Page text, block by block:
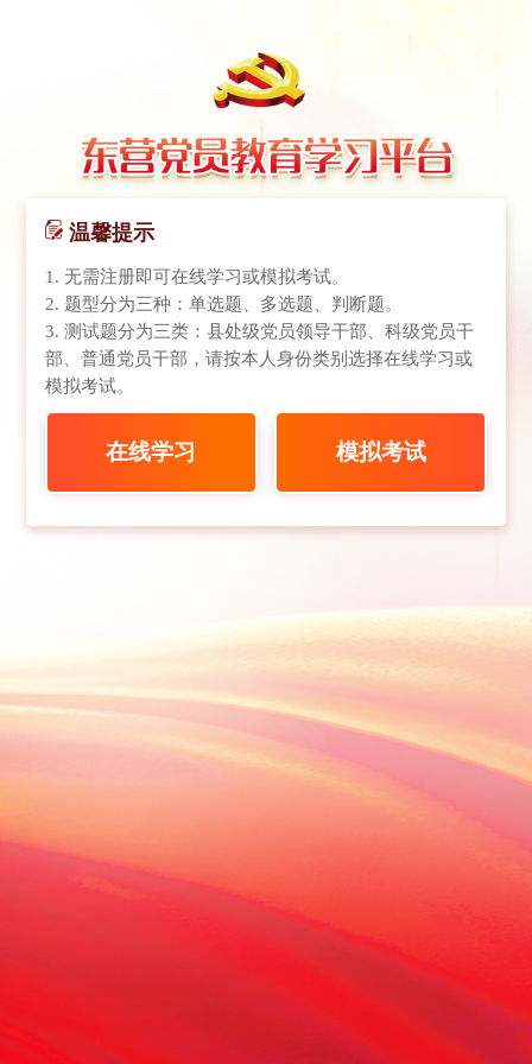
温馨提示
1. 无需注册即可在线学习或模拟考试。
2. 题型分为三种：单选题、多选题、判断题。
3. 测试题分为三类：县处级党员领导干部、科级党员干
部、普通党员干部，请按本人身份类别选择在线学习或
模拟考试。
在线学习 模拟考试